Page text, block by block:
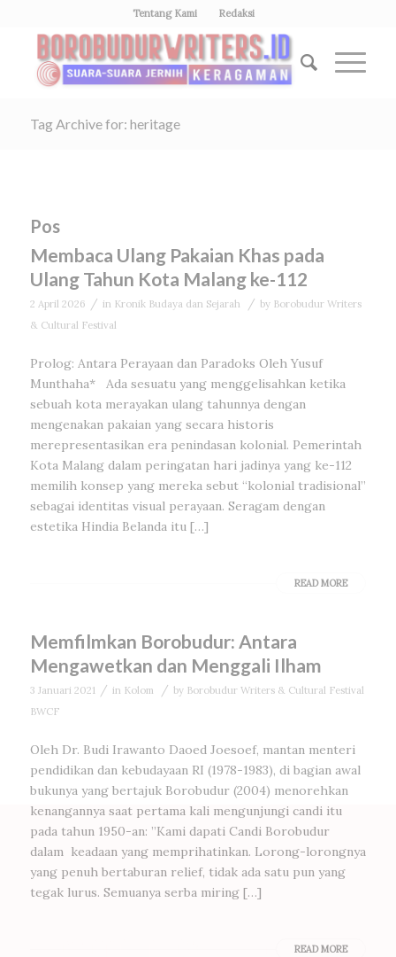
Tentang Kami Redaksi
Tag Archive for: heritage
Pos
Membaca Ulang Pakaian Khas pada
Ulang Tahun Kota Malang ke-112
2 April 2026 / in Kronik Budaya dan Sejarah / by Borobudur Writers
& Cultural Festival
Prolog: Antara Perayaan dan Paradoks Oleh Yusuf
Munthaha* Ada sesuatu yang menggelisahkan ketika
sebuah kota merayakan ulang tahunnya dengan
mengenakan pakaian yang secara historis
merepresentasikan era penindasan kolonial. Pemerintah
Kota Malang dalam peringatan hari jadinya yang ke-112
memilih konsep yang mereka sebut “kolonial tradisional”
sebagai identitas visual perayaan. Seragam dengan
estetika Hindia Belanda itu […]
READ MORE
Memfilmkan Borobudur: Antara
Mengawetkan dan Menggali Ilham
3 Januari 2021 / in Kolom / by Borobudur Writers & Cultural Festival
BWCF
Oleh Dr. Budi Irawanto Daoed Joesoef, mantan menteri
pendidikan dan kebudayaan RI (1978-1983), di bagian awal
bukunya yang bertajuk Borobudur (2004) menorehkan
kenangannya saat pertama kali mengunjungi candi itu
pada tahun 1950-an: ”Kami dapati Candi Borobudur
dalam keadaan yang memprihatinkan. Lorong-lorongnya
yang penuh bertaburan relief, tidak ada satu pun yang
tegak lurus. Semuanya serba miring […]
READ MORE